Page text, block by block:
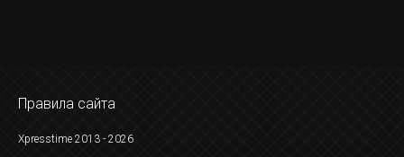
Правила сайта
Xpresstime 2013 - 2026